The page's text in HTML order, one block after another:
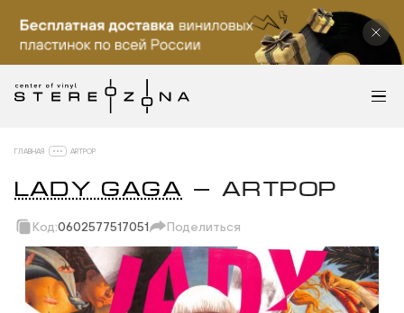
ГЛАВНАЯ ARTPOP
LADY GAGA — ARTPOP
Код:0602577517051 Поделиться
Скопировать ссылку
Вотсап
Телеграм